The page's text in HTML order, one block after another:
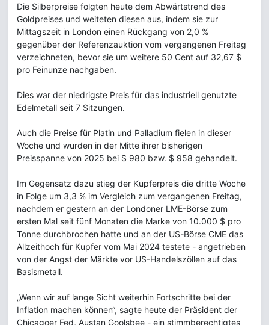
Die Silberpreise folgten heute dem Abwärtstrend des
Goldpreises und weiteten diesen aus, indem sie zur
Mittagszeit in London einen Rückgang von 2,0 %
gegenüber der Referenzauktion vom vergangenen Freitag
verzeichneten, bevor sie um weitere 50 Cent auf 32,67 $
pro Feinunze nachgaben.
Dies war der niedrigste Preis für das industriell genutzte
Edelmetall seit 7 Sitzungen.
Auch die Preise für Platin und Palladium fielen in dieser
Woche und wurden in der Mitte ihrer bisherigen
Preisspanne von 2025 bei $ 980 bzw. $ 958 gehandelt.
Im Gegensatz dazu stieg der Kupferpreis die dritte Woche
in Folge um 3,3 % im Vergleich zum vergangenen Freitag,
nachdem er gestern an der Londoner LME-Börse zum
ersten Mal seit fünf Monaten die Marke von 10.000 $ pro
Tonne durchbrochen hatte und an der US-Börse CME das
Allzeithoch für Kupfer vom Mai 2024 testete - angetrieben
von der Angst der Märkte vor US-Handelszöllen auf das
Basismetall.
„Wenn wir auf lange Sicht weiterhin Fortschritte bei der
Inflation machen können“, sagte heute der Präsident der
Chicagoer Fed, Austan Goolsbee - ein stimmberechtigtes